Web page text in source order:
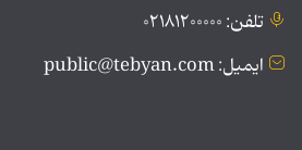
تلفن: ۰۲۱۸۱۲۰۰۰۰۰
ایمیل: public@tebyan.com